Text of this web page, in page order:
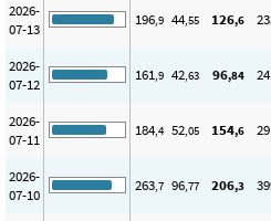
2026-
07-13
196,9 44,55 126,6
2026-
07-12
161,9 42,63 96,84
2026-
07-11
184,4 52,05 154,6
2026-
07-10
263,7 96,77 206,3